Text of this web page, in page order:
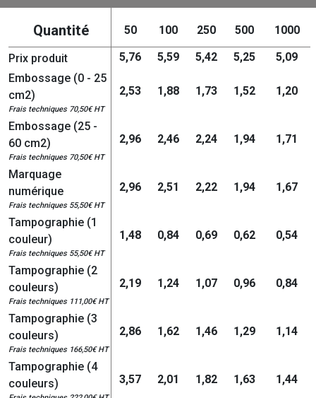
Quantité 50 100 250 500 1000
Prix produit 5,76 5,59 5,42 5,25
5,09
Embossage (0 - 25
cm2)
Frais techniques 70,50€ HT
2,53 1,88 1,73 1,52 1,20
Embossage (25 -
60 cm2)
Frais techniques 70,50€ HT
2,96 2,46 2,24 1,94 1,71
Marquage
numérique
Frais techniques 55,50€ HT
2,96 2,51 2,22 1,94 1,67
Tampographie (1
couleur)
Frais techniques 55,50€ HT
1,48 0,84 0,69 0,62 0,54
Tampographie (2
couleurs)
Frais techniques 111,00€ HT
2,19 1,24 1,07 0,96 0,84
Tampographie (3
couleurs)
Frais techniques 166,50€ HT
2,86 1,62 1,46 1,29 1,14
Tampographie (4
couleurs)
3,57 2,01 1,82 1,63 1,44